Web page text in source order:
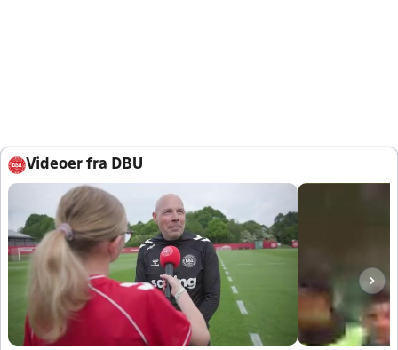
Videoer fra DBU